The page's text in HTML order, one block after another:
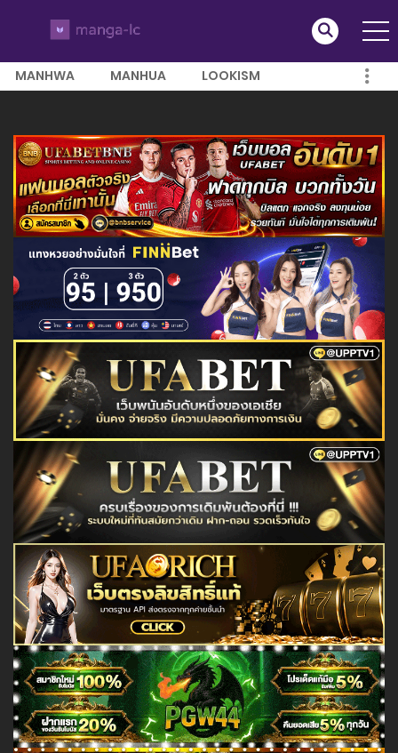
MANHWA MANHUA LOOKISM